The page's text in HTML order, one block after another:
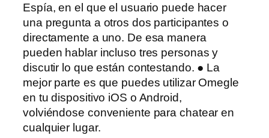
Espía, en el que el usuario puede hacer
una pregunta a otros dos participantes o
directamente a uno. De esa manera
pueden hablar incluso tres personas y
discutir lo que están contestando. ● La
mejor parte es que puedes utilizar Omegle
en tu dispositivo iOS o Android,
volviéndose conveniente para chatear en
cualquier lugar.